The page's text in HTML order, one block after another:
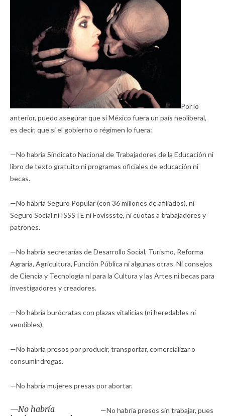
Por lo
anterior, puedo asegurar que si México fuera un país neoliberal,
es decir, que si el gobierno o régimen lo fuera:
—No habría Sindicato Nacional de Trabajadores de la Educación ni
libro de texto gratuito ni programas oficiales de educación ni
becas.
—No habría Seguro Popular (con 36 millones de afiliados), ni
Seguro Social ni ISSSTE ni Fovissste, ni cuotas a trabajadores y
patrones.
—No habría secretarías de Desarrollo Social, Turismo, Reforma
Agraria, Agricultura, Función Pública ni algunas otras. Ni consejos
de Ciencia y Tecnología ni para la Cultura y las Artes ni becas para
investigadores y creadores.
—No habría burócratas con plazas vitalicias (ni heredables ni
vendibles).
—No habría presos por producir, transportar, comercializar o
consumir drogas.
—No habría mujeres presas por abortar.
—No habría
—No habría presos sin trabajar, pues